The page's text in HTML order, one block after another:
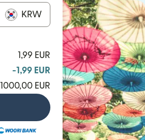
KRW
1,99 EUR
-1,99 EUR
1000,00 EUR